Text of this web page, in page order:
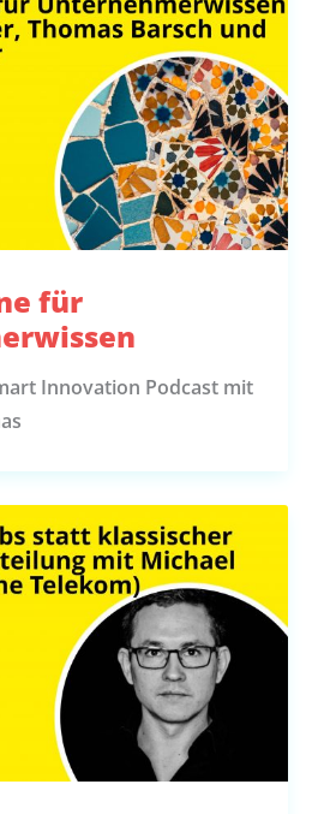
für
Innovation Podcast mit